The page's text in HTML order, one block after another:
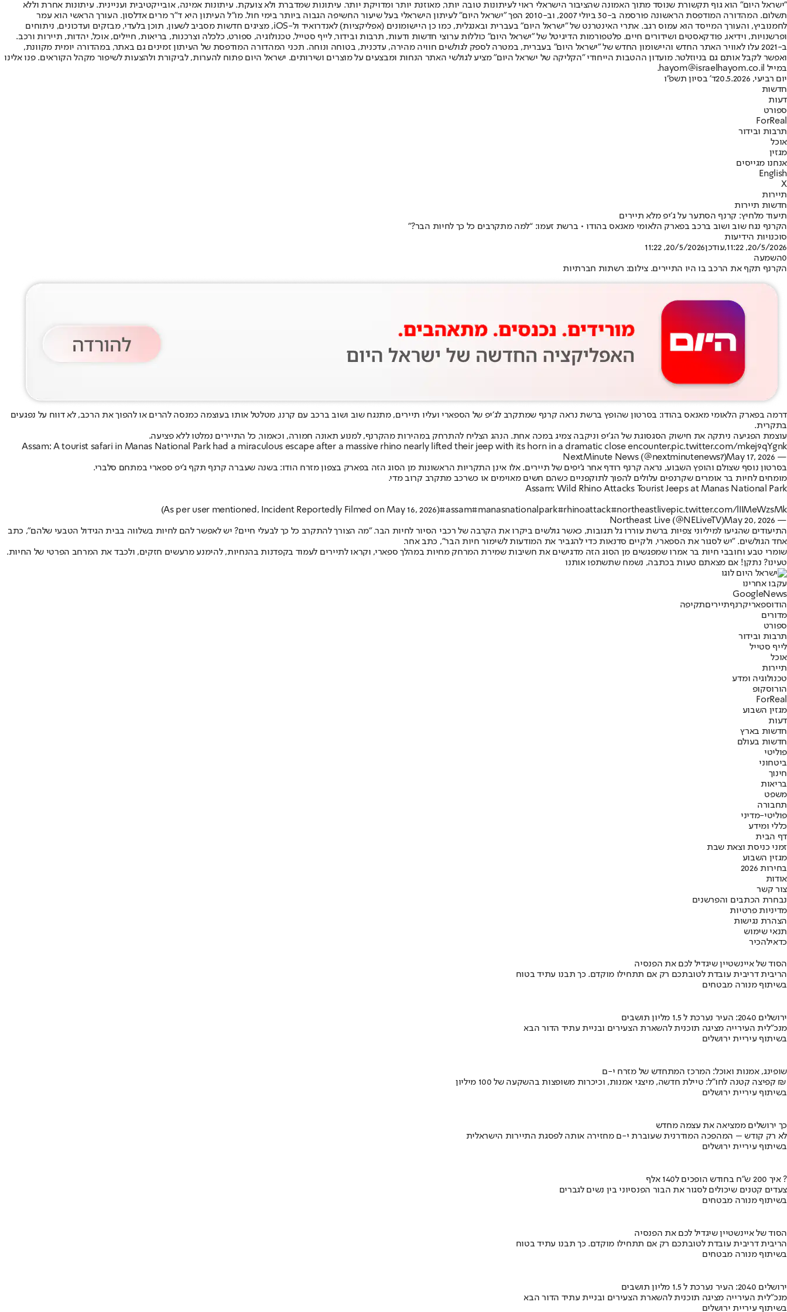
"ישראל היום" הוא גוף תקשורת שנוסד מתוך האמונה שהציבור הישראלי ראוי לעיתונות טובה יותר, מאוזנת יותר ומדויקת יותר. עיתונות שמדברת ולא צועקת. עיתונות אמינה, אובייקטיבית ועניינית. עיתונות אחרת וללא
תשלום. המהדורה המודפסת הראשונה פורסמה ב-30 ביולי 2007, וב-2010 הפך "ישראל היום" לעיתון הישראלי בעל שיעור החשיפה הגבוה ביותר בימי חול. מו"ל העיתון היא ד"ר מרים אדלסון. העורך הראשי הוא עמר
לחמנוביץ, והעורך המייסד הוא עמוס רגב. אתרי האינטרנט של "ישראל היום" בעברית ובאנגלית, כמו כן היישומונים (אפליקציות) לאנדרואיד ול-iOS, מציגים חדשות מסביב לשעון, תוכן בלעדי, מבזקים ועדכונים, ניתוחים
ופרשנויות, וידיאו, פודקאסטים ושידורים חיים. פלטפורמות הדיגיטל של "ישראל היום" כוללות ערוצי חדשות ודעות, תרבות ובידור, לייף סטייל, טכנולוגיה, ספורט, כלכלה וצרכנות, בריאות, חיילים, אוכל, יהדות, תיירות ורכב.
ב-2021 עלו לאוויר האתר החדש והיישומון החדש של "ישראל היום" בעברית, במטרה לספק לגולשים חוויה מהירה, עדכנית, בטוחה ונוחה. תכני המהדורה המודפסת של העיתון זמינים גם באתר, במהדורה יומית מקוונת,
ואפשר לקבל אותם גם בניוזלטר. מועדון ההטבות הייחודי "הקליקה של ישראל היום" מציע לגולשי האתר הנחות ומבצעים על מוצרים ושירותים. ישראל היום פתוח להערות, לביקורת ולהצעות לשיפור מקהל הקוראים. פנו אלינו
במייל hayom@israelhayom.co.il.
יום רביעי, 20.5.2026
ד' בסיון תשפ"ו
חדשות
דעות
ספורט
ForReal
תרבות ובידור
אוכל
מגזין
אנחנו מגייסים
English
X
תיירות
חדשות תיירות
תיעוד מלחיץ: קרנף הסתער על ג׳יפ מלא תיירים
הקרנף נגח שוב ושוב ברכב בפארק הלאומי מאנאס בהודו • ברשת זעמו: “למה מתקרבים כל כך לחיות הבר?”
סוכנויות הידיעות
20/5/2026, 11:22
,עודכן20/5/2026, 11:22
0השמעה
הקרנף תקף את הרכב בו היו התיירים. צילום: רשתות חברתיות
דרמה בפארק הלאומי מאנאס בהודו: בסרטון שהופץ ברשת נראה קרנף שמתקרב לג׳יפ של הספארי ועליו תיירים, מתנגח שוב ושוב ברכב עם קרנו, מטלטל אותו בעוצמה כמנסה להרים או להפוך את הרכב, לא דווח על נפגעים
בתקרית.
עוצמת הפגיעה ניתקה את חישוק הסגסוגת של הג׳יפ וניקבה צמיג במכה אחת. הנהג הצליח להתרחק במהירות מהקרנף, למנוע תאונה חמורה, וכאמור, כל התיירים נמלטו ללא פציעה.
Assam: A tourist safari in Manas National Park had a miraculous escape after a massive rhino nearly lifted their jeep with its horn in a dramatic close encounter.pic.twitter.com/mkej9qYgnk
— NextMinute News (@nextminutenews7)
May 17, 2026
בסרטון נוסף שצולם והופץ השבוע, נראה קרנף רודף אחר ג'יפים של תיירים. אלו אינן התקריות הראשונות מן הסוג הזה בפארק בצפון מזרח הודו: בשנה שעברה קרנף תקף ג'יפ ספארי במתחם סלברי.
מומחים לחיות בר אומרים שקרנפים עלולים להפוך לתוקפניים כשהם חשים מאוימים או כשרכב מתקרב קרוב מדי.
Assam: Wild Rhino Attacks Tourist Jeeps at Manas National Park
(As per user mentioned, Incident Reportedly Filmed on May 16, 2026)#assam#manasnationalpark#rhinoattack#northeastlivepic.twitter.com/lIIMeWzsMk
— Northeast Live (@NELiveTV)
May 20, 2026
התיעודים שהגיעו למיליוני צפיות ברשת עוררו גל תגובות, כאשר גולשים ביקרו את הקרבה של רכבי הסיור לחיות הבר. "מה הצורך להתקרב כל כך לבעלי חיים? יש לאפשר להם לחיות בשלווה בבית הגידול הטבעי שלהם", כתב
אחד הגולשים. "יש לסגור את הספארי, ולקיים סדנאות כדי להגביר את המודעות לשימור חיות הבר", כתב אחר.
שומרי טבע וחובבי חיות בר אמרו שמפגשים מן הסוג הזה מדגישים את חשיבות שמירת המרחק מחיות במהלך ספארי, וקראו לתיירים לעמוד בקפדנות בהנחיות, להימנע מרעשים חזקים, ולכבד את המרחב הפרטי של החיות.
טעינו? נתקן! אם מצאתם טעות בכתבה, נשמח שתשתפו אותנו
עקבו אחרינו
Googl eNews
הודוספאריקרנףתייריםתקיפה
מדורים
ספורט
תרבות ובידור
לייף סטייל
אוכל
תיירות
טכנולוגיה ומדע
הורוסקופ
ForReal
מגזין השבוע
דעות
חדשות בארץ
חדשות בעולם
פוליטי
ביטחוני
חינוך
בריאות
משפט
תחבורה
פוליטי-מדיני
כללי ומידע
דף הבית
זמני כניסת וצאת שבת
מגזין השבוע
בחירות 2026
אודות
צור קשר
נבחרת הכתבים והפרשנים
מדיניות פרטיות
הצהרת נגישות
תנאי שימוש
כדאילהכיר
הסוד של איינשטיין שיגדיל לכם את הפנסיה
הריבית דריבית עובדת לטובתכם רק אם תתחילו מוקדם. כך תבנו עתיד בטוח
בשיתוף מנורה מבטחים
ירושלים 2040: העיר נערכת ל 1.5 מליון תושבים
מנכ"לית העירייה מציגה תוכנית להשארת הצעירים ובניית עתיד הדור הבא
בשיתוף עיריית ירושלים
שופינג, אמנות ואוכל: המרכז המתחדש של מזרח י-ם
קפיצה קטנה לחו"ל: טיילת חדשה, מיצגי אמנות, וכיכרות משופצות בהשקעה של 100 מיליון ₪
בשיתוף עיריית ירושלים
כך ירושלים ממציאה את עצמה מחדש
לא רק קודש – המהפכה המודרנית שעוברת י-ם מחזירה אותה לפסגת התיירות הישראלית
בשיתוף עיריית ירושלים
איך 200 ש"ח בחודש הופכים ל140 אלף ?
צעדים קטנים שיכולים לסגור את הבור הפנסיוני בין נשים לגברים
בשיתוף מנורה מבטחים
הסוד של איינשטיין שיגדיל לכם את הפנסיה
הריבית דריבית עובדת לטובתכם רק אם תתחילו מוקדם. כך תבנו עתיד בטוח
בשיתוף מנורה מבטחים
ירושלים 2040: העיר נערכת ל 1.5 מליון תושבים
מנכ"לית העירייה מציגה תוכנית להשארת הצעירים ובניית עתיד הדור הבא
בשיתוף עיריית ירושלים